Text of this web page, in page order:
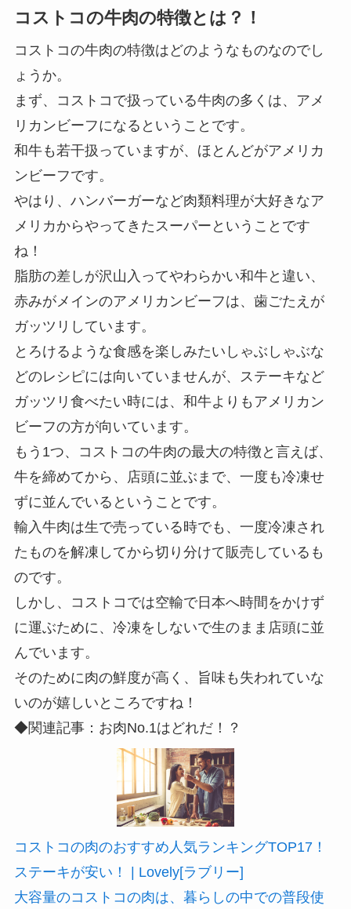
コストコの牛肉の特徴とは？！
コストコの牛肉の特徴はどのようなものなのでし
ょうか。
まず、コストコで扱っている牛肉の多くは、アメ
リカンビーフになるということです。
和牛も若干扱っていますが、ほとんどがアメリカ
ンビーフです。
やはり、ハンバーガーなど肉類料理が大好きなア
メリカからやってきたスーパーということです
ね！
脂肪の差しが沢山入ってやわらかい和牛と違い、
赤みがメインのアメリカンビーフは、歯ごたえが
ガッツリしています。
とろけるような食感を楽しみたいしゃぶしゃぶな
どのレシピには向いていませんが、ステーキなど
ガッツリ食べたい時には、和牛よりもアメリカン
ビーフの方が向いています。
もう1つ、コストコの牛肉の最大の特徴と言えば、
牛を締めてから、店頭に並ぶまで、一度も冷凍せ
ずに並んでいるということです。
輸入牛肉は生で売っている時でも、一度冷凍され
たものを解凍してから切り分けて販売しているも
のです。
しかし、コストコでは空輸で日本へ時間をかけず
に運ぶために、冷凍をしないで生のまま店頭に並
んでいます。
そのために肉の鮮度が高く、旨味も失われていな
いのが嬉しいところですね！
◆関連記事：お肉No.1はどれだ！？
コストコの肉のおすすめ人気ランキングTOP17！
ステーキが安い！ | Lovely[ラブリー]
大容量のコストコの肉は、暮らしの中での普段使